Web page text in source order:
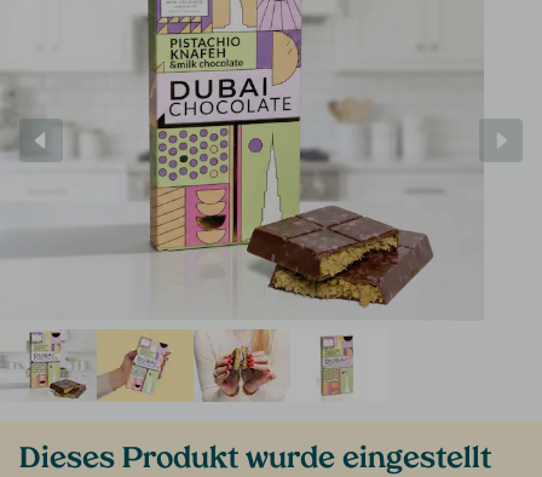
Dieses Produkt wurde eingestellt